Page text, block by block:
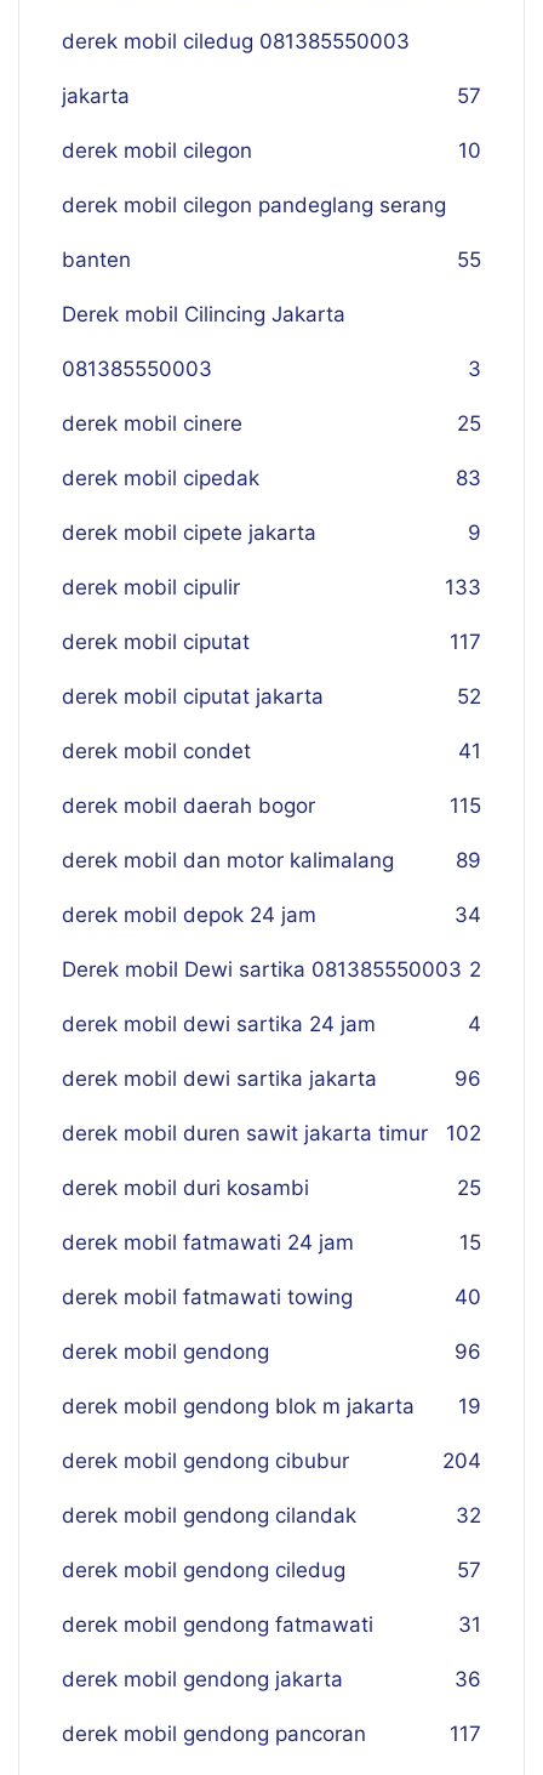
derek mobil ciledug 081385550003
jakarta 57
derek mobil cilegon 10
derek mobil cilegon pandeglang serang
banten 55
Derek mobil Cilincing Jakarta
081385550003 3
derek mobil cinere 25
derek mobil cipedak 83
derek mobil cipete jakarta 9
derek mobil cipulir 133
derek mobil ciputat 117
derek mobil ciputat jakarta 52
derek mobil condet 41
derek mobil daerah bogor 115
derek mobil dan motor kalimalang 89
derek mobil depok 24 jam 34
Derek mobil Dewi sartika 081385550003 2
derek mobil dewi sartika 24 jam 4
derek mobil dewi sartika jakarta 96
derek mobil duren sawit jakarta timur 102
derek mobil duri kosambi 25
derek mobil fatmawati 24 jam 15
derek mobil fatmawati towing 40
derek mobil gendong 96
derek mobil gendong blok m jakarta 19
derek mobil gendong cibubur 204
derek mobil gendong cilandak 32
derek mobil gendong ciledug 57
derek mobil gendong fatmawati 31
derek mobil gendong jakarta 36
derek mobil gendong pancoran 117